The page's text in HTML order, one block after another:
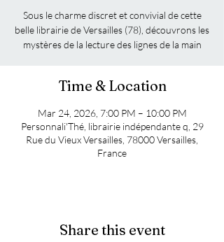
Sous le charme discret et convivial de cette
belle librairie de Versailles (78), découvrons les
mystères de la lecture des lignes de la main
Time & Location
Mar 24, 2026, 7:00 PM – 10:00 PM
Personnali'Thé, librairie indépendante q, 29
Rue du Vieux Versailles, 78000 Versailles,
France
Share this event